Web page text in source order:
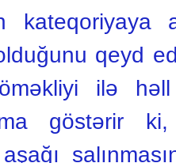
kateqoriyaya
qeyd
ilə həll
göstərir ki,